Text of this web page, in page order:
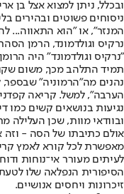
ובכלל, ניתן למצוא אצל בן
ניסוחים פשוטים ובהירים
המנזר", או "הוא התאווה...
נרקיס וגולדמונד, הרמן
"נרקיס וגולדמונד" היה
תמיד התלהב מכך, משום
נהנים מה"הרמוניה" שבספר,
הערבה", למשל. קריאה
נגיעות בנושאים קשים כמו
ובוודאי מוות, שכן
אולם כתיבתו של הסה - וזה
מאפשרת לכל קורא לאמץ
לעיתים מעורר אי־נוחות
הסיפורית הנפלאה שלו
זיכרונות ויחסים אנושיים.